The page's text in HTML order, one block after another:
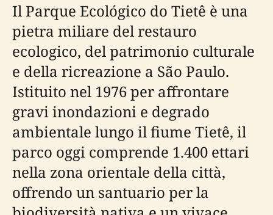
Il Parque Ecológico do Tietê è una
pietra miliare del restauro
ecologico, del patrimonio culturale
e della ricreazione a São Paulo.
Istituito nel 1976 per affrontare
gravi inondazioni e degrado
ambientale lungo il fiume Tietê, il
parco oggi comprende 1.400 ettari
nella zona orientale della città,
offrendo un santuario per la